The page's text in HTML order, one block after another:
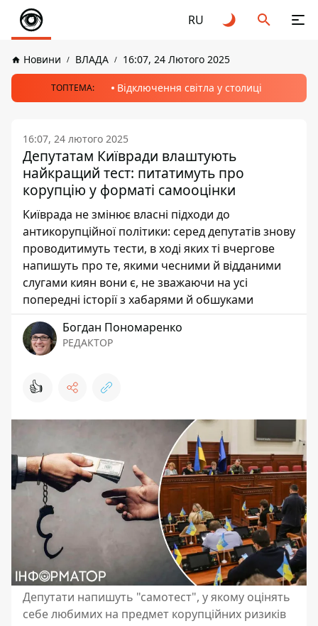
RU
Новини ВЛАДА 16:07, 24 Лютого 2025
ТОПТЕМА: Відключення світла у столиці
16:07, 24 лютого 2025
Депутатам Київради влаштують
найкращий тест: питатимуть про
корупцію у форматі самооцінки
Київрада не змінює власні підходи до
антикорупційної політики: серед депутатів знову
проводитимуть тести, в ході яких ті вчергове
напишуть про те, якими чесними й відданими
слугами киян вони є, не зважаючи на усі
попередні історії з хабарями й обшуками
Богдан Пономаренко
РЕДАКТОР
👍
Депутати напишуть "самотест", у якому оцінять
себе любимих на предмет корупційних ризиків